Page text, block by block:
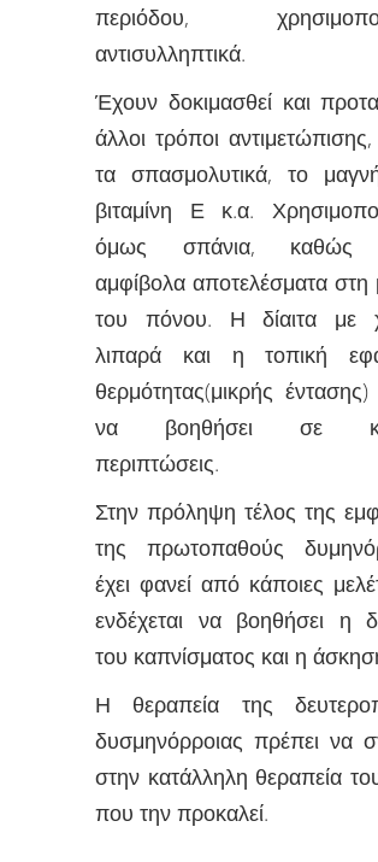
περιόδου,
αντισυλληπτικά.
Έχουν δοκιμασθεί και
άλλοι τρόποι
τα σπασμολυτικά, το
βιταμίνη Ε κ.α.
όμως σπάνια, καθώς
αμφίβολα αποτελέσματα στη
του πόνου. Η δίαιτα με
λιπαρά και η τοπική
θερμότητας(μικρής
να βοηθήσει σε
περιπτώσεις.
Στην πρόληψη τέλος της
της πρωτοπαθούς
έχει φανεί από κάποιες
ενδέχεται να βοηθήσει η
του καπνίσματος και η
Η θεραπεία της
δυσμηνόρροιας πρέπει να
στην κατάλληλη θεραπεία
που την προκαλεί.